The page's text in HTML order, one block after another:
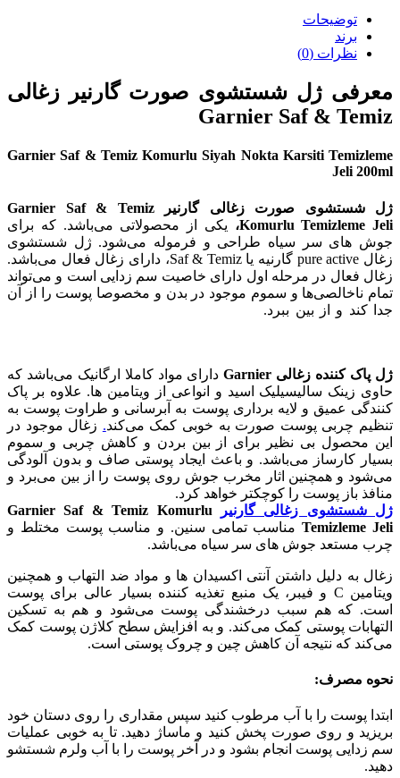
توضیحات
برند
نظرات (0)
معرفی ژل شستشوی صورت گارنیر زغالی
Garnier Saf & Temiz
Garnier Saf & Temiz Komurlu Siyah Nokta Karsiti Temizleme
Jeli 200ml
ژل شستشوی صورت زغالی گارنیر Garnier Saf & Temiz
Komurlu Temizleme Jeli،
یکی از محصولاتی می‌باشد. که برای
جوش های سر سیاه طراحی و فرموله می‌شود. ژل شستشوی
زغال pure active گارنیه یا Saf & Temiz، دارای زغال فعال می‌باشد.
زغال فعال در مرحله اول دارای خاصیت سم زدایی است و می‌تواند
تمام ناخالصی‌ها و سموم موجود در بدن و مخصوصا پوست را از آن
جدا کند و از بین ببرد.
ژل پاک کننده زغالی Garnier
دارای مواد کاملا ارگانیک می‌باشد که
حاوی زینک سالیسیلیک اسید و انواعی از ویتامین ها. علاوه بر پاک
کنندگی عمیق و لایه برداری پوست به آبرسانی و طراوت پوست به
تنظیم چربی پوست صورت به خوبی کمک می‌کند. زغال موجود در
این محصول بی نظیر برای از بین بردن و کاهش چربی و سموم
بسیار کارساز می‌باشد. و باعث ایجاد پوستی صاف و بدون آلودگی
می‌شود و همچنین اثار مخرب جوش روی پوست را از بین می‌برد و
منافذ باز پوست را کوچکتر خواهد کرد.
ژل شستشوی زغالی گارنیر
Garnier Saf & Temiz Komurlu
Temizleme Jeliمناسب تمامی سنین. و مناسب پوست مختلط و
چرب مستعد جوش های سر سیاه می‌باشد.
زغال به دلیل داشتن آنتی اکسیدان ها و مواد ضد التهاب و همچنین
ویتامین C و فیبر، یک منبع تغذیه کننده بسیار عالی برای پوست
است. که هم سبب درخشندگی پوست می‌شود و هم به تسکین
التهابات پوستی کمک می‌کند. و به افزایش سطح کلاژن پوست کمک
می‌کند که نتیجه آن کاهش چین و چروک پوستی است.
نحوه مصرف:
ابتدا پوست را با آب مرطوب کنید سپس مقداری را روی دستان خود
بریزید و روی صورت پخش کنید و ماساژ دهید. تا به خوبی عملیات
سم زدایی پوست انجام بشود و در آخر پوست را با آب ولرم شستشو
دهید.